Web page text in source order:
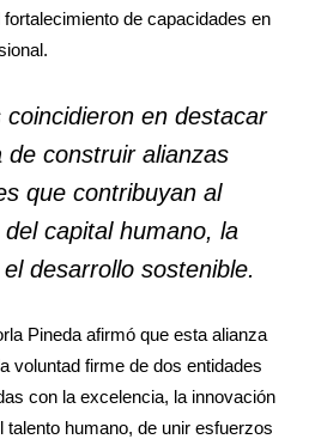
de capacidades en
en destacar
de construir alianzas
que contribuyan al
capital humano, la
desarrollo sostenible.
Pineda afirmó que esta alianza
voluntad firme de dos entidades
con la excelencia, la innovación
humano, de unir esfuerzos